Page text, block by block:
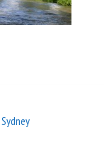
Sydney